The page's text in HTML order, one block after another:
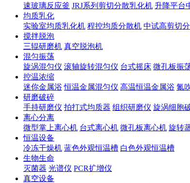
速玻璃反应釜 JRJ系列剪切分散乳化机 升降平台
均质乳化
实验室均质乳化机 程控均质分散机 中试高剪切
搅拌脱泡
三辊研磨机 真空脱泡机
混匀振荡
旋涡混匀仪 滚轴旋转混匀仪 台式摇床 微孔板振
控温浓缩
迷你金属浴 恒温金属混匀仪 高温恒温金属浴 氮
研磨破碎
手持研磨仪 拍打式均质器 组织研磨仪 旋涡细胞
离心分离
微型掌上离心机 台式离心机 微孔板离心机 旋转
恒温设备
冷冻干燥机 蓝色外观恒温槽 白色外观恒温槽
生物生命
灭菌器 光谱仪 PCR扩增仪
真空设备